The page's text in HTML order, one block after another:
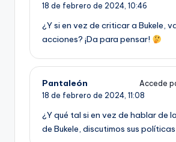
18 de febrero de 2024, 10:46
¿Y si en vez de criticar a Bukele,
acciones? ¡Da para pensar!
Pantaleón
Accede
18 de febrero de 2024, 11:08
¿Y qué tal si en vez de hablar de
de Bukele, discutimos sus